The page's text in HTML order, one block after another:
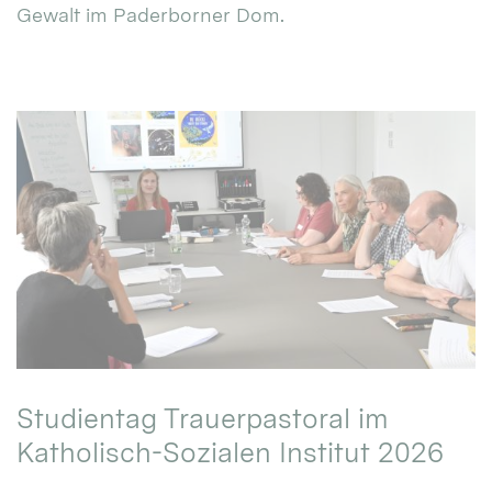
Gewalt im Paderborner Dom.
Studientag Trauerpastoral im
Katholisch-Sozialen Institut 2026